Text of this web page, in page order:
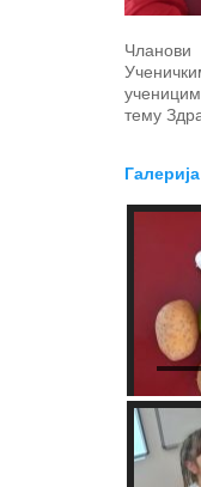
тему